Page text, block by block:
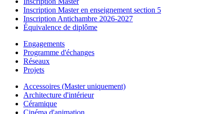
Inscription Master en enseignement section 5
Inscription Antichambre 2026-2027
Équivalence de diplôme
Engagements
Programme d'échanges
Réseaux
Projets
Accessoires (Master uniquement)
Architecture d'intérieur
Céramique
Cinéma d'animation